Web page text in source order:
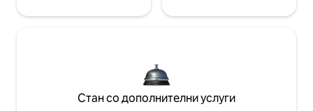
Стан со дополнителни услуги